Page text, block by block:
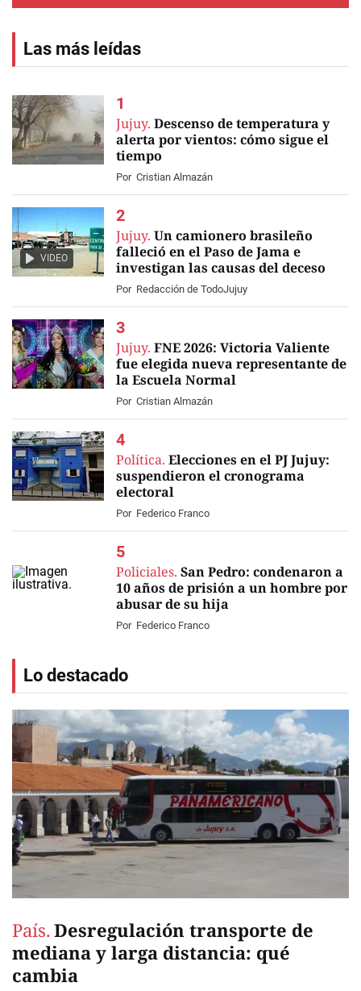
Las más leídas
Jujuy. Descenso de temperatura y
alerta por vientos: cómo sigue el
tiempo
Por Cristian Almazán
VIDEO
Jujuy. Un camionero brasileño
falleció en el Paso de Jama e
investigan las causas del deceso
Por Redacción de TodoJujuy
Jujuy. FNE 2026: Victoria Valiente
fue elegida nueva representante de
la Escuela Normal
Por Cristian Almazán
Política. Elecciones en el PJ Jujuy:
suspendieron el cronograma
electoral
Por Federico Franco
Policiales. San Pedro: condenaron a
10 años de prisión a un hombre por
abusar de su hija
Por Federico Franco
Lo destacado
País. Desregulación transporte de
mediana y larga distancia: qué
cambia